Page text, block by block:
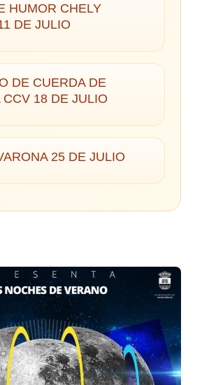
HUMOR CHELY
DE JULIO
DE CUERDA DE
CCV 18 DE JULIO
25 DE JULIO